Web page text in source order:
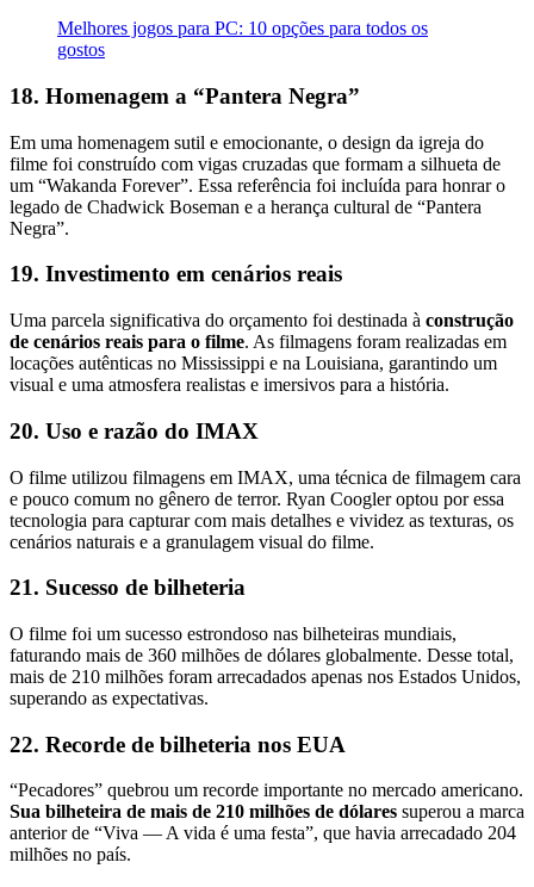
Melhores jogos para PC: 10 opções para todos os
gostos
18. Homenagem a “Pantera Negra”
Em uma homenagem sutil e emocionante, o design da igreja do
filme foi construído com vigas cruzadas que formam a silhueta de
um “Wakanda Forever”. Essa referência foi incluída para honrar o
legado de Chadwick Boseman e a herança cultural de “Pantera
Negra”.
19. Investimento em cenários reais
Uma parcela significativa do orçamento foi destinada à construção
de cenários reais para o filme. As filmagens foram realizadas em
locações autênticas no Mississippi e na Louisiana, garantindo um
visual e uma atmosfera realistas e imersivos para a história.
20. Uso e razão do IMAX
O filme utilizou filmagens em IMAX, uma técnica de filmagem cara
e pouco comum no gênero de terror. Ryan Coogler optou por essa
tecnologia para capturar com mais detalhes e vividez as texturas, os
cenários naturais e a granulagem visual do filme.
21. Sucesso de bilheteria
O filme foi um sucesso estrondoso nas bilheteiras mundiais,
faturando mais de 360 milhões de dólares globalmente. Desse total,
mais de 210 milhões foram arrecadados apenas nos Estados Unidos,
superando as expectativas.
22. Recorde de bilheteria nos EUA
“Pecadores” quebrou um recorde importante no mercado americano.
Sua bilheteira de mais de 210 milhões de dólares superou a marca
anterior de “Viva — A vida é uma festa”, que havia arrecadado 204
milhões no país.